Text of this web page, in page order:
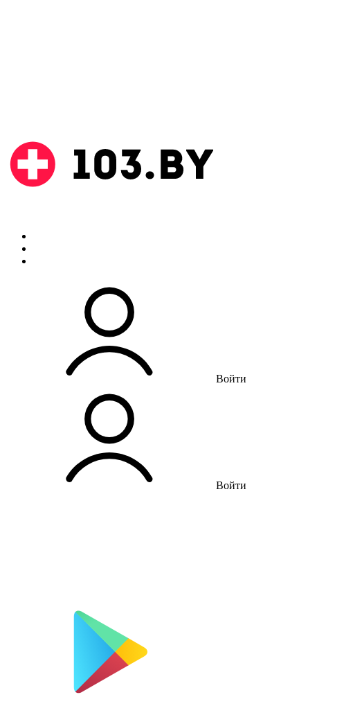
Войти
Войти